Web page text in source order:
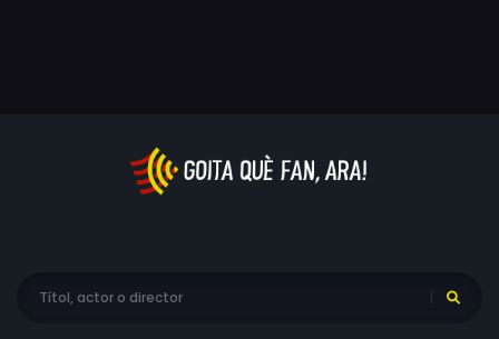
decidir tancar el cas per falta de proves. Aquest és el
naixement del Departament Q i el seu primer cas per